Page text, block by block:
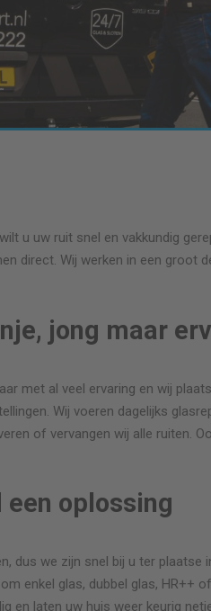
u uw ruit snel en vakkundig
direct. Wij werken in een groot
jong maar
met al veel ervaring en wij
Wij voeren dagelijks
of vervangen wij alle ruiten.
oplossing
dus we zijn snel bij u ter plaatse
enkel glas, dubbel glas, HR++
en laten uw huis weer keurig